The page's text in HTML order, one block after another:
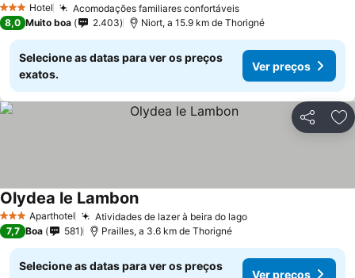
3 EstrelasHotel Acomodações familiares confortáveis
8,0 Muito boa 2.403 Niort, a 15.9 km de Thorigné
Selecione as datas para ver os preços
exatos.
Ver preços
Partilhar
3 EstrelasAparthotel Atividades de lazer à beira do lago
Olydea le Lambon
7,7 Boa 581 Prailles, a 3.6 km de Thorigné
Selecione as datas para ver os preços
Ver preços